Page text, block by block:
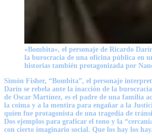
«Bombita», el personaje de Ricardo
la burocracia de una oficina pública en
historias también protagonizada por
Simón Fisher, “Bombita”, el personaje
Darín se rebela ante la inacción de la
de Oscar Martínez, es el padre de una familia
la coima y a la mentira para engañar a la
quien fue protagonista de una tragedia de
Dos ejemplos para graficar el tono y la
con cierto imaginario social. Que los hay los hay.